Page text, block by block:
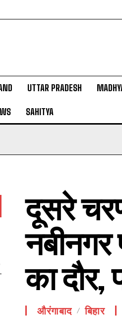
UTTAR PRADESH
SAHITYA
दूसरे
का दौर,
औरंगाबाद बिहार